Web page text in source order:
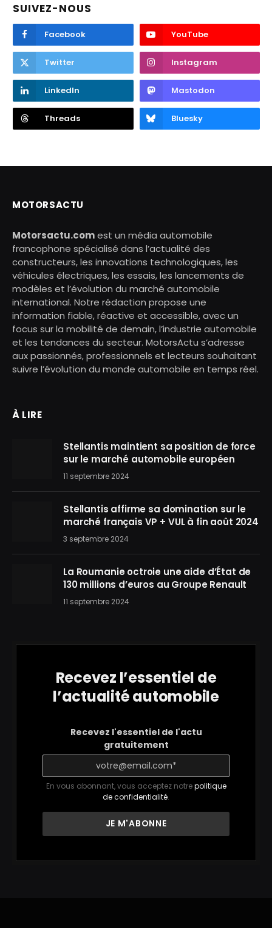
SUIVEZ-NOUS
Facebook YouTube
Twitter Instagram
LinkedIn Mastodon
Threads Bluesky
MOTORSACTU
Motorsactu.comest un média automobile
francophone spécialisé dans l’actualité des
constructeurs, les innovations technologiques, les
véhicules électriques, les essais, les lancements de
modèles et l’évolution du marché automobile
international. Notre rédaction propose une
information fiable, réactive et accessible, avec un
focus sur la mobilité de demain, l’industrie automobile
et les tendances du secteur. MotorsActu s’adresse
aux passionnés, professionnels et lecteurs souhaitant
suivre l’évolution du monde automobile en temps réel.
À LIRE
Stellantis maintient sa position de force
sur le marché automobile européen
11 septembre 2024
Stellantis affirme sa domination sur le
marché français VP + VUL à fin août 2024
3 septembre 2024
La Roumanie octroie une aide d’État de
130 millions d’euros au Groupe Renault
11 septembre 2024
Recevez l’essentiel de
l’actualité automobile
Recevez l'essentiel de l'actu
gratuitement
En vous abonnant, vous acceptez notrepolitique
de confidentialité.